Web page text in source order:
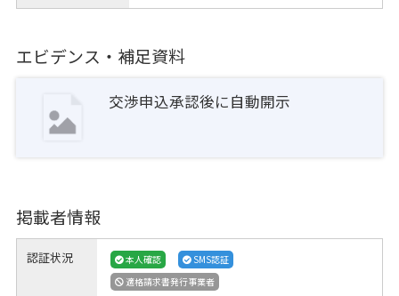
エビデンス・補足資料
交渉申込承認後に自動開示
掲載者情報
認証状況 本人確認
SMS認証
適格請求書発行事業者